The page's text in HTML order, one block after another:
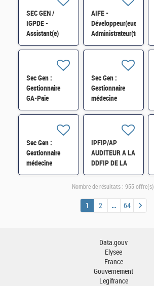
SEC GEN /
IGPDE -
Assistant(e)
informatique de
AIFE -
Développeur(euse)
Administrateur(trice)
ServiceNow H/F
Sec Gen :
Gestionnaire
GA-Paie
(CSRH/C) H/F
Sec Gen :
Gestionnaire
médecine
statutaire
Médical) H/F
Sec Gen :
Gestionnaire
médecine
statutaire
IPFIP/AP
AUDITEUR A LA
DDFIP DE LA
MEUSE H/F
Nombre de résultats : 955 offre(s)
1 2 64
Data.gouv
Elysee
France
Gouvernement
Legifrance